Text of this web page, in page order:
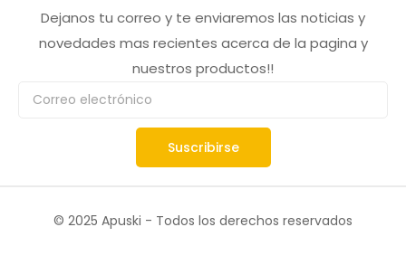
Dejanos tu correo y te enviaremos las noticias y
novedades mas recientes acerca de la pagina y
nuestros productos!!
Suscribirse
© 2025 Apuski - Todos los derechos reservados